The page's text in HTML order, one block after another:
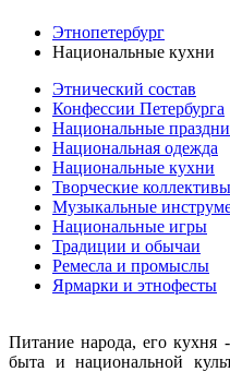
Этнопетербург
Национальные кухни
Этнический состав
Конфессии Петербурга
Национальные
Национальная одежда
Национальные кухни
Творческие коллективы
Музыкальные
Национальные игры
Традиции и обычаи
Ремесла и промыслы
Ярмарки и этнофесты
Питание народа, его кухня
быта и национальной